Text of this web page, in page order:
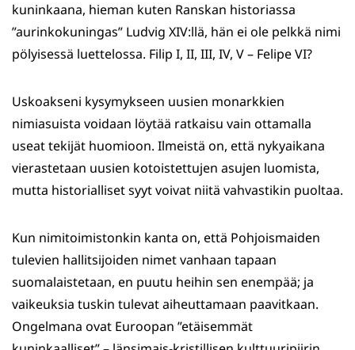
kuninkaana, hieman kuten Ranskan historiassa
”aurinkokuningas” Ludvig XIV:llä, hän ei ole pelkkä nimi
pölyisessä luettelossa. Filip I, II, III, IV, V – Felipe VI?
Uskoakseni kysymykseen uusien monarkkien
nimiasuista voidaan löytää ratkaisu vain ottamalla
useat tekijät huomioon. Ilmeistä on, että nykyaikana
vierastetaan uusien kotoistettujen asujen luomista,
mutta historialliset syyt voivat niitä vahvastikin puoltaa.
Kun nimitoimistonkin kanta on, että Pohjoismaiden
tulevien hallitsijoiden nimet vanhaan tapaan
suomalaistetaan, en puutu heihin sen enempää; ja
vaikeuksia tuskin tulevat aiheuttamaan paavitkaan.
Ongelmana ovat Euroopan ”etäisemmät